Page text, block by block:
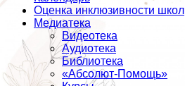
Оценка инклюзивности школ
Медиатека
Видеотека
Аудиотека
Библиотека
«Абсолют-Помощь»